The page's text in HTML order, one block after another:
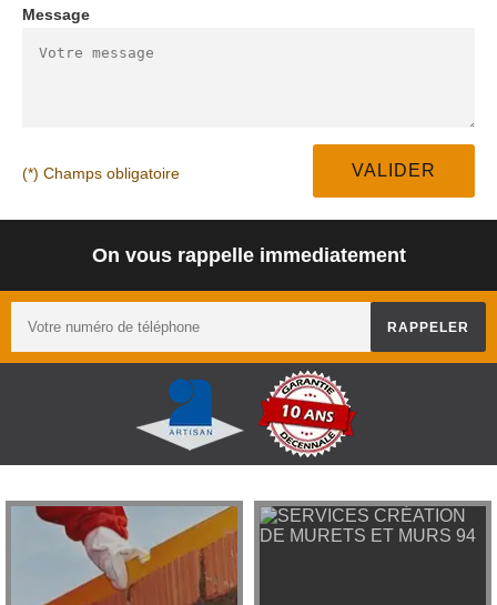
Message
(*) Champs obligatoire
On vous rappelle immediatement